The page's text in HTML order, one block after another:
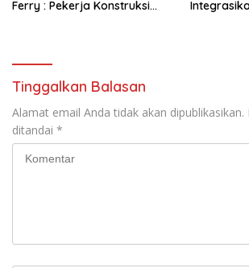
Ferry : Pekerja Konstruksi
Tinggalkan Balasan
Alamat email Anda tidak akan dipublikasikan.
ditandai *